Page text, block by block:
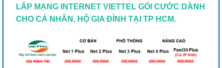
LẮP MẠNG INTERNET VIETTEL GÓI CƯỚC DÀNH
CHO CÁ NHÂN, HỘ GIA ĐÌNH TẠI TP HCM.